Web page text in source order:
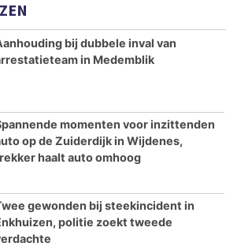
bij dubbele inval van
in Medemblik
momenten voor inzittenden
op de Zuiderdijk in Wijdenes,
haalt auto omhoog
gewonden bij steekincident in
politie zoekt tweede